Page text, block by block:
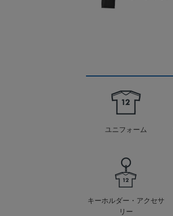
ユニフォーム
キーホルダー・アクセサ
リー